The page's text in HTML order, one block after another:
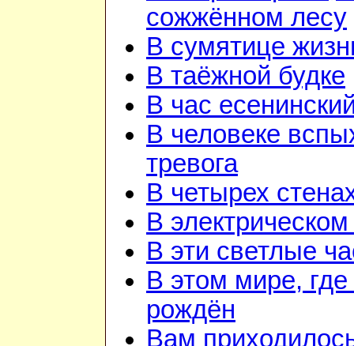
сожжённом лесу
В сумятице
В таёжной будке
В час
В человеке
тревога
В четырех
В
В эти светлые
В этом мире,
рождён
Вам